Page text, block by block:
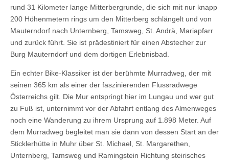
rund 31 Kilometer lange Mitterbergrunde, die sich mit nur knapp
200 Höhenmetern rings um den Mitterberg schlängelt und von
Mauterndorf nach Unternberg, Tamsweg, St. Andrä, Mariapfarr
und zurück führt. Sie ist prädestiniert für einen Abstecher zur
Burg Mauterndorf und dem dortigen Erlebnisbad.
Ein echter Bike-Klassiker ist der berühmte Murradweg, der mit
seinen 365 km als einer der faszinierenden Flussradwege
Österreichs gilt. Die Mur entspringt hier im Lungau und wer gut
zu Fuß ist, unternimmt vor der Abfahrt entlang des Almenweges
noch eine Wanderung zu ihrem Ursprung auf 1.898 Meter. Auf
dem Murradweg begleitet man sie dann von dessen Start an der
Sticklerhütte in Muhr über St. Michael, St. Margarethen,
Unternberg, Tamsweg und Ramingstein Richtung steirisches